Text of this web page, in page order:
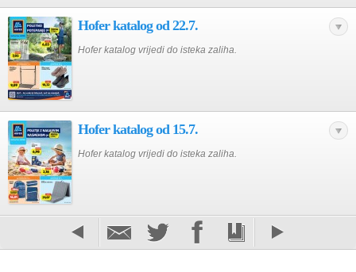
Hofer katalog od 22.7.
Hofer katalog vrijedi do isteka zaliha.
Hofer katalog od 15.7.
Hofer katalog vrijedi do isteka zaliha.